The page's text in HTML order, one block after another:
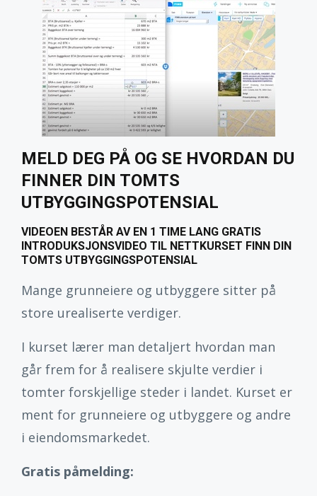
MELD DEG PÅ OG SE HVORDAN DU
FINNER DIN TOMTS
UTBYGGINGSPOTENSIAL
VIDEOEN BESTÅR AV EN 1 TIME LANG GRATIS
INTRODUKSJONSVIDEO TIL NETTKURSET FINN DIN
TOMTS UTBYGGINGSPOTENSIAL
Mange grunneiere og utbyggere sitter på
store urealiserte verdiger.
I kurset lærer man detaljert hvordan man
går frem for å realisere skjulte verdier i
tomter forskjellige steder i landet. Kurset er
ment for grunneiere og utbyggere og andre
i eiendomsmarkedet.
Gratis påmelding: